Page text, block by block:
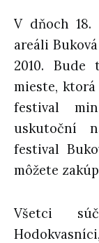
V dňoch 18.
areáli
2010.
mieste,
festival
uskutoční
festival
môžete
Všetci